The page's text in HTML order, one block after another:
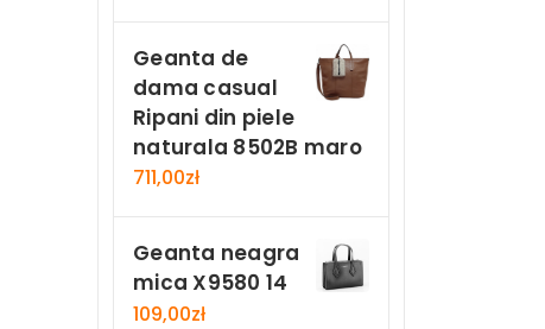
Geanta de
dama casual
Ripani din piele
naturala 8502B maro
711,00zł
Geanta neagra
mica X9580 14
109,00zł